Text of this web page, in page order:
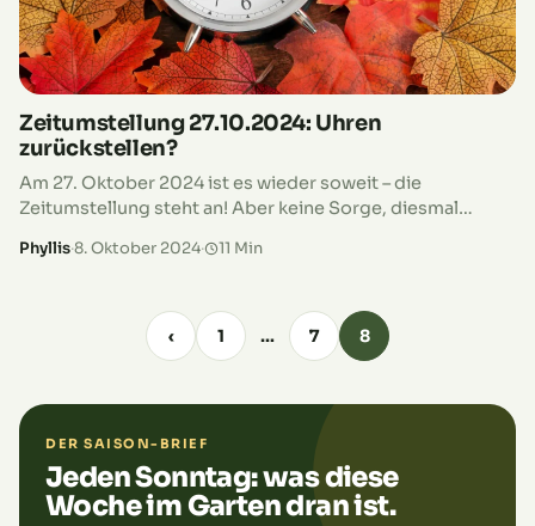
Zeitumstellung 27.10.2024: Uhren
zurückstellen?
Am 27. Oktober 2024 ist es wieder soweit – die
Zeitumstellung steht an! Aber keine Sorge, diesmal
zurückstellen und uns eine zusätzliche Stunde Schlaf
oder eher genervt bist – wir erklären dir, warum wir das
Ganze überhaupt machen und wie du die Umstellung
stressfrei überstehst. Also, nicht vergessen: Am 27.
genießen!
Phyllis·8. Oktober 2024· 11 Min
‹ 1 … 7 8
DER SAISON-BRIEF
Jeden Sonntag: was diese
Woche im Garten dran ist.